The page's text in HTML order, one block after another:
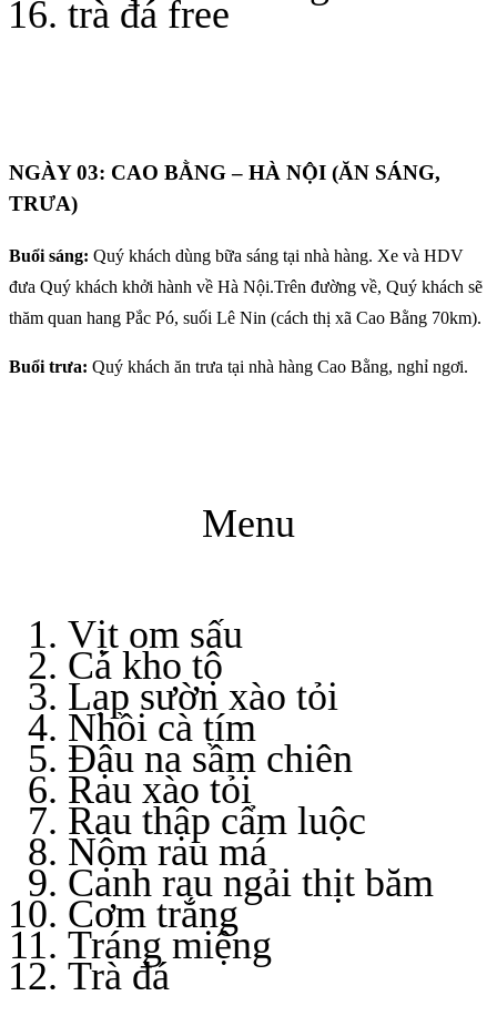
trà đá free
NGÀY 03: CAO BẰNG – HÀ NỘI (ĂN SÁNG,
TRƯA)
Buổi sáng: Quý khách dùng bữa sáng tại nhà hàng. Xe và HDV
đưa Quý khách khởi hành về Hà Nội.Trên đường về, Quý khách sẽ
thăm quan hang Pắc Pó, suối Lê Nin (cách thị xã Cao Bằng 70km).
Buổi trưa: Quý khách ăn trưa tại nhà hàng Cao Bằng, nghỉ ngơi.
Menu
Vịt om sấu
Cá kho tộ
Lạp sườn xào tỏi
Nhồi cà tím
Đậu na sầm chiên
Rau xào tỏi
Rau thập cẩm luộc
Nộm rau má
Canh rau ngải thịt băm
Cơm trắng
Tráng miệng
Trà đá